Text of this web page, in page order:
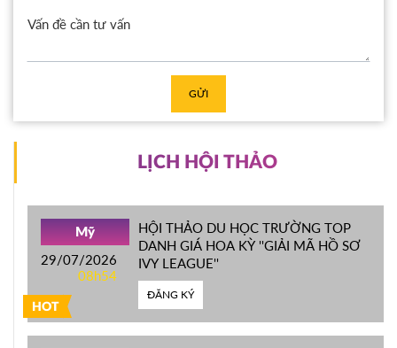
GỬI
LỊCH HỘI THẢO
HOT
Mỹ
29/07/2026
08h54
HỘI THẢO DU HỌC TRƯỜNG TOP
DANH GIÁ HOA KỲ ''GIẢI MÃ HỒ SƠ
IVY LEAGUE''
ĐĂNG KÝ